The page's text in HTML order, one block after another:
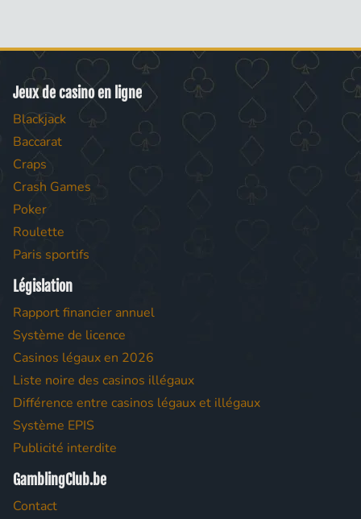
Jeux de casino en ligne
Blackjack
Baccarat
Craps
Crash Games
Poker
Roulette
Paris sportifs
Législation
Rapport financier annuel
Système de licence
Casinos légaux en 2026
Liste noire des casinos illégaux
Différence entre casinos légaux et illégaux
Système EPIS
Publicité interdite
GamblingClub.be
Contact